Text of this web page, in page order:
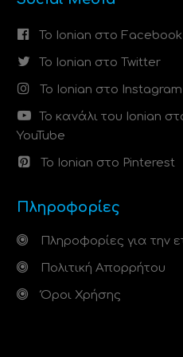
Το Ionian στο Facebook
Το Ionian στο Twitter
Το Ionian στο Instagram
Το κανάλι του Ionian
YouTube
Το Ionian στο Pinterest
Πληροφορίες
Πληροφορίες για την
Πολιτική Απορρήτου
Όροι Χρήσης